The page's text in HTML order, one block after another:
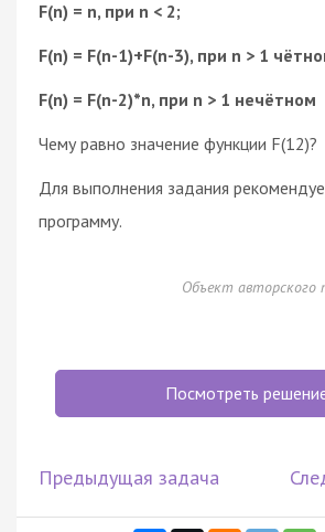
F(n) = n, при n < 2;
F(n) = F(n-1)+F(n-3), при n > 1
F(n) = F(n-2)*n, при n > 1 нечётном
Чему равно значение функции F(12)?
Для выполнения задания
программу.
Объект авторского
Посмотреть
Предыдущая задача